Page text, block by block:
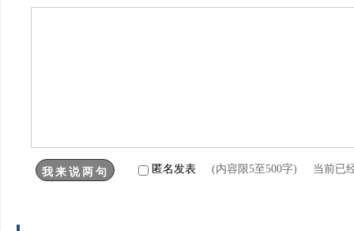
匿名发表 (内容限5至500字) 当前已